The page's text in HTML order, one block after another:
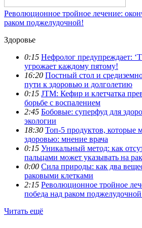
Революционное тройное лечение:
раком поджелудочной!
Здоровье
0:15 Нефролог предупреждает:
угрожает каждому пятому!
16:20 Постный стол и
пути к здоровью и долголетию
0:15 JTM: Кефир и клетчатка
борьбе с воспалением
2:45 Бобовые: суперфуд для
экологии
18:30 Топ-5 продуктов, которые
здоровью: мнение врача
0:15 Уникальный метод: как
пальцами может указывать на
0:00 Сила природы: как два
раковыми клетками
2:15 Революционное тройное
победа над раком
Читать ещё